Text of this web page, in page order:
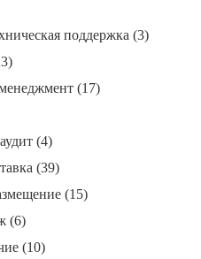
поддержка (3)
(17)
(4)
(39)
(15)
(6)
(10)